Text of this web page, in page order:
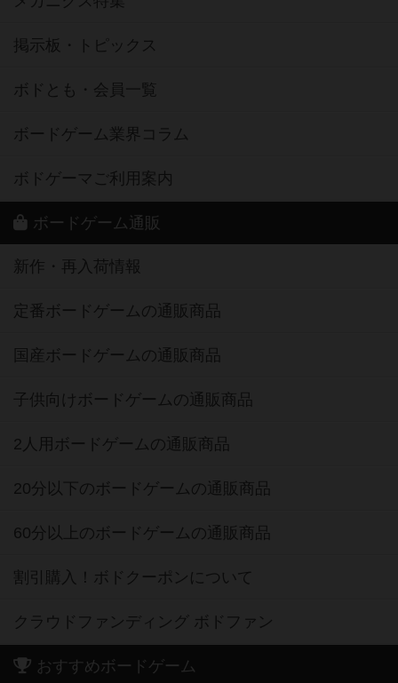
掲示板・トピックス
ボドとも・会員一覧
ボードゲーム業界コラム
ボドゲーマご利用案内
ボードゲーム通販
新作・再入荷情報
定番ボードゲームの通販商品
国産ボードゲームの通販商品
子供向けボードゲームの通販商品
2人用ボードゲームの通販商品
20分以下のボードゲームの通販商品
60分以上のボードゲームの通販商品
割引購入！ボドクーポンについて
クラウドファンディング ボドファン
おすすめボードゲーム